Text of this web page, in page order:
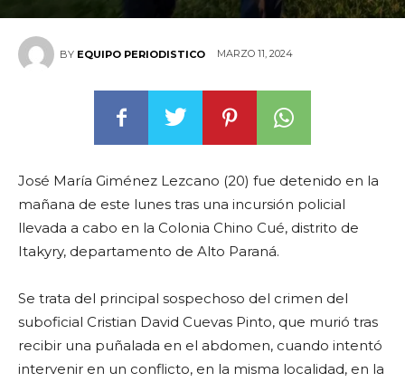
BY EQUIPO PERIODISTICO MARZO 11, 2024
José María Giménez Lezcano (20) fue detenido en la
mañana de este lunes tras una incursión policial
llevada a cabo en la Colonia Chino Cué, distrito de
Itakyry, departamento de Alto Paraná.
Se trata del principal sospechoso del crimen del
suboficial Cristian David Cuevas Pinto, que murió tras
recibir una puñalada en el abdomen, cuando intentó
intervenir en un conflicto, en la misma localidad, en la